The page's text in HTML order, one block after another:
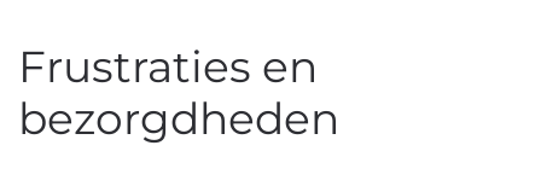
Frustraties en
bezorgdheden